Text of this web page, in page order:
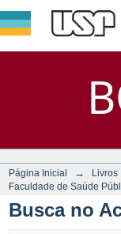
Página Inicial → Livros
Faculdade de Saúde
Busca no